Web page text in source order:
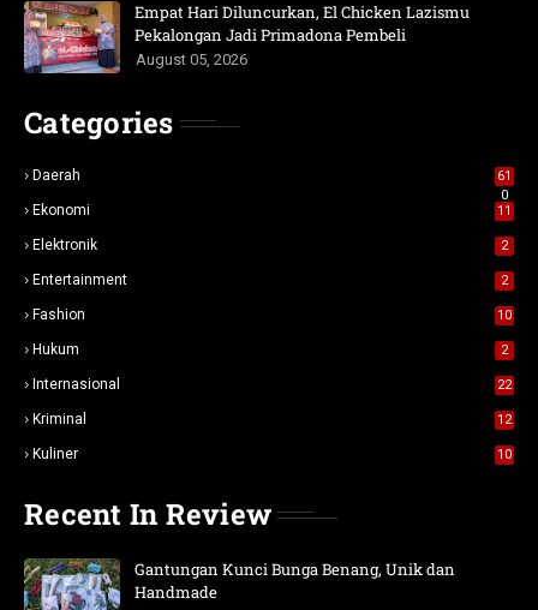
Empat Hari Diluncurkan, El Chicken Lazismu
Pekalongan Jadi Primadona Pembeli
August 05, 2026
Categories
Daerah
61
0
Ekonomi 11
Elektronik 2
Entertainment 2
Fashion 10
Hukum 2
Internasional 22
Kriminal 12
Kuliner 10
Recent In Review
Gantungan Kunci Bunga Benang, Unik dan
Handmade